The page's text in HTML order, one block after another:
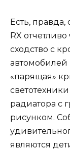
Есть,
RX
сходство с
автомобилей
«парящая»
радиатора с
рисунком.
являются